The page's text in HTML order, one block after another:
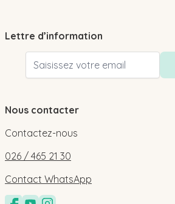
Lettre d’information
Adresse
Nous contacter
Contactez-nous
026 / 465 21 30
Contact WhatsApp